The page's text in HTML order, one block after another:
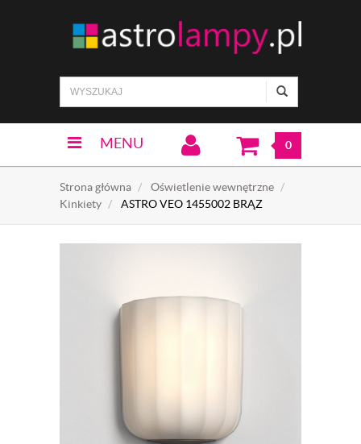
MENU 0
Strona główna
Oświetlenie wewnętrzne
Kinkiety
ASTRO VEO 1455002 BRĄZ